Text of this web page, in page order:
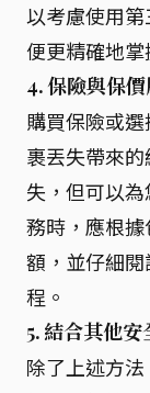
以考慮使用
便更精確地掌
4. 保險與保價
購買保險或
裹丟失帶來
失，但可以
務時，應根
額，並仔細
程。
5. 結合其他安
除了上述方